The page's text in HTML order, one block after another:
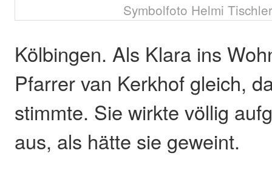
Symbolfoto Helmi
Kölbingen. Als Klara ins
Pfarrer van Kerkhof gleich,
stimmte. Sie wirkte völlig
aus, als hätte sie geweint.